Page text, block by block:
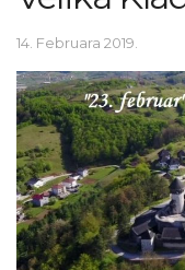
14. Februara 2019.